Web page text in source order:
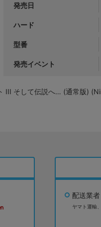
発売日
ハード
型番
発売イベント
III そして伝説へ… (通常版)
配送業者
ヤマト運輸